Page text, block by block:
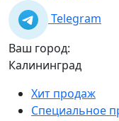
Telegram
Ваш город:
Калининград
Хит продаж
Специальное